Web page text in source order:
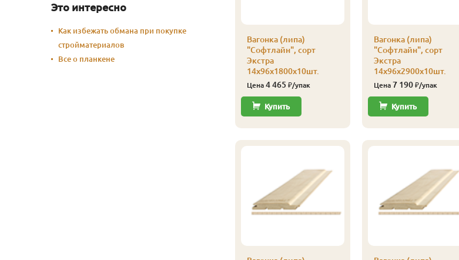
сорт
"Софтлайн", сорт
Вагонка (липа)
"Софтлайн", сорт
Экстра
14х96х1800х10шт.
Цена 4 465 ₽/упак
Купить
Вагонка (липа)
"Софтлайн", сорт
Экстра
14х96х2900х10шт.
Цена 7 190₽/упак
Купить
Это интересно
Как избежать обмана при покупке
стройматериалов
Все о планкене